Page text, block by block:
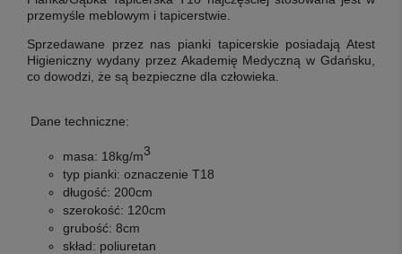
przemyśle meblowym i tapicerstwie.
Sprzedawane przez nas pianki tapicerskie posiadają Atest
Higieniczny wydany przez Akademię Medyczną w Gdańsku,
co dowodzi, że są bezpieczne dla człowieka.
Dane techniczne:
masa: 18kg/m3
typ pianki: oznaczenie T18
długość: 200cm
szerokość: 120cm
grubość: 8cm
skład: poliuretan